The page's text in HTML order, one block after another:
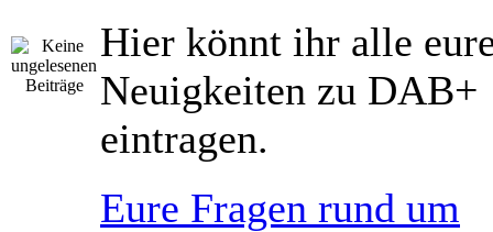
Hier könnt ihr alle
Neuigkeiten zu DAB+
eintragen.
Eure Fragen rund um